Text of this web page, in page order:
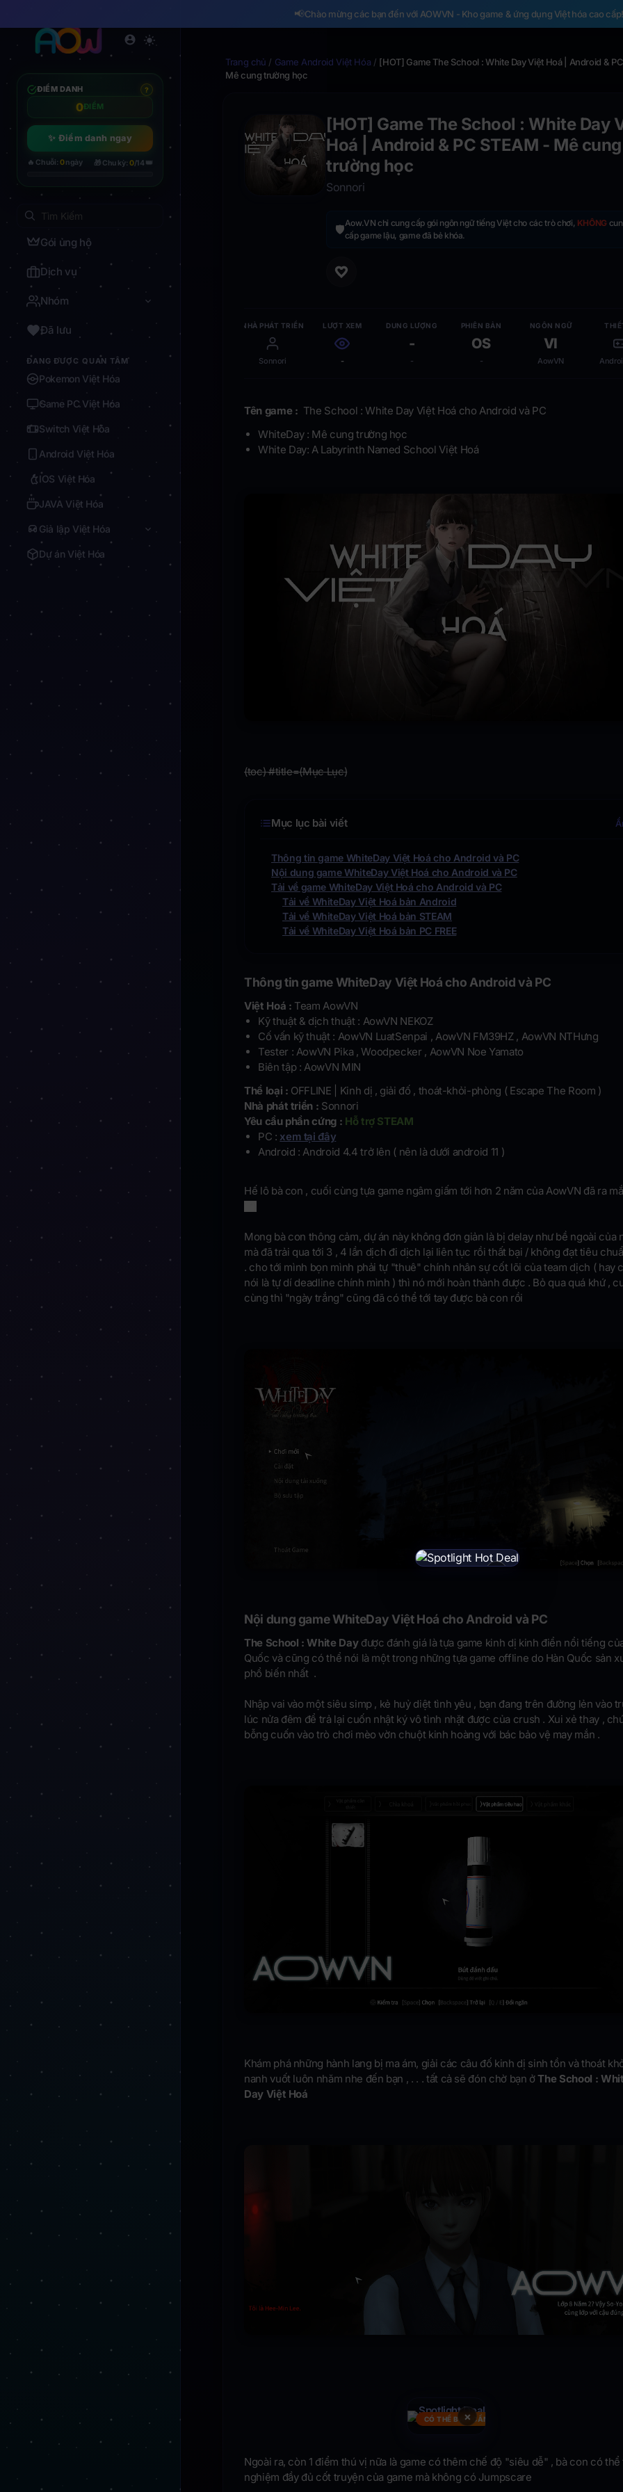
📢Chào mừng các bạn đến với AOWVN - Kho game & ứng dụng Việt hóa cao cấp!
ĐIỂM DANH ?
0ĐIỂM
✨ Điểm danh ngay
🔥 Chuỗi: 0ngày 🎁 Chu kỳ:0/14 👑
Gói ủng hộ
Dịch vụ
Nhóm
Đã lưu
ĐANG ĐƯỢC QUAN TÂM
Pokemon Việt Hóa
Game PC Việt Hóa
Switch Việt Hóa
Android Việt Hóa
IOS Việt Hóa
JAVA Việt Hóa
Giả lập Việt Hóa
Dự án Việt Hóa
Trang chủ / Game Android Việt Hóa / [HOT] Game The School : White Day Việt Hoá | Android &
Mê cung trường học
[HOT] Game The School : White Day
Hoá | Android & PC STEAM - Mê cung
trường học
Sonnori
🛡️Aow.VN chỉ cung cấp gói ngôn ngữ tiếng Việt cho các trò chơi, KHÔNG
cấp game lậu, game đã bẻ khóa.
NHÀ PHÁT TRIỂN
Sonnori
LƯỢT XEM
-
DUNG LƯỢNG
-
-
PHIÊN BẢN
OS
-
NGÔN NGỮ
VI
AowVN
Tên game : The School : White Day Việt Hoá cho Android và PC
WhiteDay : Mê cung trường học
White Day: A Labyrinth Named School Việt Hoá
(toc) #title=(Mục Lục)
Mục lục bài viết
Thông tin game WhiteDay Việt Hoá cho Android và PC
Nội dung game WhiteDay Việt Hoá cho Android và PC
Tải về game WhiteDay Việt Hoá cho Android và PC
Tải về WhiteDay Việt Hoá bản Android
Tải về WhiteDay Việt Hoá bản STEAM
Tải về WhiteDay Việt Hoá bản PC FREE
Thông tin game WhiteDay Việt Hoá cho Android và PC
Việt Hoá : Team AowVN
Kỹ thuật & dịch thuật : AowVN NEKOZ
Cố vấn kỹ thuật : AowVN LuatSenpai , AowVN FM39HZ , AowVN NTHưng
Tester : AowVN Pika , Woodpecker , AowVN Noe Yamato
Biên tập : AowVN MIN
Thể loại : OFFLINE | Kinh dị , giải đố , thoát-khỏi-phòng ( Escape The Room )
Nhà phát triển : Sonnori
Yêu cầu phần cứng : Hỗ trợ STEAM
PC : xem tại đây
Android : Android 4.4 trở lên ( nên là dưới android 11 )
Hế lô bà con , cuối cùng tựa game ngâm giấm tới hơn 2 năm của AowVN đã ra
Mong bà con thông cảm, dự án này không đơn giản là bị delay như bề ngoài của
mà đã trải qua tới 3 , 4 lần dịch đi dịch lại liên tục rồi thất bại / không đạt tiêu
. cho tới mình bọn mình phải tự "thuê" chính nhân sự cốt lõi của team dịch ( hay
nói là tự dí deadline chính mình ) thì nó mới hoàn thành được . Bỏ qua quá khứ ,
cùng thì "ngày trắng" cũng đã có thể tới tay được bà con rồi
Nội dung game WhiteDay Việt Hoá cho Android và PC
The School : White Dayđược đánh giá là tựa game kinh dị kinh điển nổi tiếng
Quốc và cũng có thể nói là một trong những tựa game offline do Hàn Quốc sản
phổ biến nhất .
Nhập vai vào một siêu simp , kẻ huỷ diệt tình yêu , bạn đang trên đường lẻn vào
lúc nửa đêm để trả lại cuốn nhật ký vô tình nhặt được của crush . Xui xẻ thay ,
bỗng cuốn vào trò chơi mèo vờn chuột kinh hoàng với bác bảo vệ may mắn .
Khám phá những hành lang bị ma ám, giải các câu đố kinh dị sinh tồn và thoát
nanh vuốt luôn nhăm nhe đến bạn , . . . tất cả sẽ đón chờ bạn ởThe School :
Day Việt Hoá
×
CÓ THỂ BẠN CẦN
Ngoài ra, còn 1 điểm thú vị nữa là game có thêm chế độ "siêu dễ" , bà con có thể
nghiệm đầy đủ cốt truyện của game mà không có Jumpscare
×